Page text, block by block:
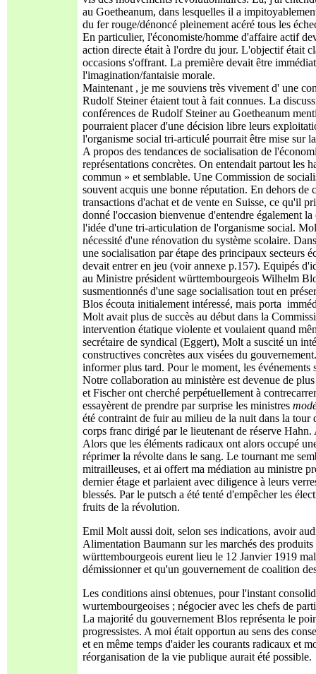
au Goetheanum, dans lesquelles il a
du fer rouge/dénoncé pleinement acéré tous les
En particulier, l'économiste/homme d'affaire actif
action directe était à l'ordre du jour. L'objectif était
occasions s'offrant. La première devait être
l'imagination/fantaisie morale.
Maintenant , je me souviens très vivement d' une
Rudolf Steiner étaient tout à fait connues. La
conférences de Rudolf Steiner au Goetheanum
pourraient placer d'une décision libre leurs
l'organisme social tri-articulé pourrait être mise sur
A propos des tendances de socialisation de
représentations concrètes. On entendait partout les
commun » et semblable. Une Commission de
souvent acquis une bonne réputation. En dehors
transactions d'achat et de vente en Suisse, ce qu'il
donné l'occasion bienvenue d'entendre également
l'idée d'une tri-articulation de l'organisme social.
nécessité d'une rénovation du système scolaire.
une socialisation par étape des principaux secteurs
devait entrer en jeu (voir annexe p.157). Equipés
au Ministre président württembourgeois Wilhelm
susmentionnés d'une sage socialisation tout en
Blos écouta initialement intéressé, mais porta
Molt avait plus de succès au début dans la
intervention étatique violente et voulaient quand
secrétaire de syndical (Eggert), Molt a suscité un
constructives concrètes aux visées du
informer plus tard. Pour le moment, les événements
Notre collaboration au ministère est devenue de
et Fischer ont cherché perpétuellement à
essayèrent de prendre par surprise les ministres
été contraint de fuir au milieu de la nuit dans la
corps franc dirigé par le lieutenant de réserve
Alors que les éléments radicaux ont alors occupé
réprimer la révolte dans le sang. Le tournant me
mitrailleuses, et ai offert ma médiation au ministre
dernier étage et parlaient avec diligence à leurs
blessés. Par le putsch a été tenté d'empêcher les
fruits de la révolution.
Emil Molt aussi doit, selon ses indications, avoir
Alimentation Baumann sur les marchés des
württembourgeois eurent lieu le 12 Janvier 1919
démissionner et qu'un gouvernement de coalition
Les conditions ainsi obtenues, pour l'instant
wurtembourgeoises ; négocier avec les chefs de
La majorité du gouvernement Blos représenta le
progressistes. A moi était opportun au sens des
et en même temps d'aider les courants radicaux et
réorganisation de la vie publique aurait été possible.